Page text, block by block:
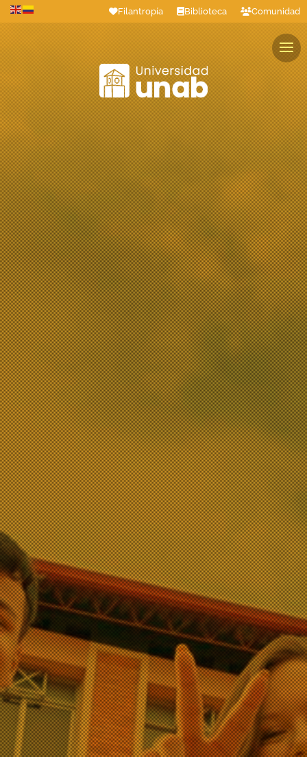
Filantropía Biblioteca Comunidad
Estudiantes Profesores